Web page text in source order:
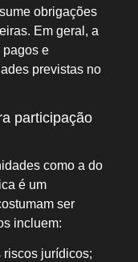
obrigações
Em geral, a
pagos e
previstas no
participação
como a do
é um
ser
incluem:
jurídicos;